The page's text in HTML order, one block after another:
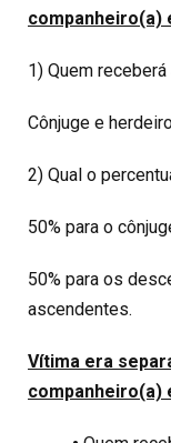
companheiro(a)
1) Quem
Cônjuge e
2) Qual o
50% para o
50% para os
ascendentes.
Vítima era
companheiro(a)